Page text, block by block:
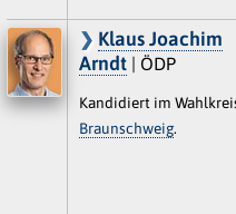
Klaus Joachim
Arndt| ÖDP
Kandidiert im
Braunschweig.